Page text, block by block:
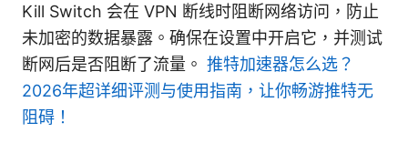
Kill Switch 会在 VPN 断线时阻断网络访问，防止
未加密的数据暴露。确保在设置中开启它，并测试
断网后是否阻断了流量。 推特加速器怎么选？
2026年超详细评测与使用指南，让你畅游推特无
阻碍！